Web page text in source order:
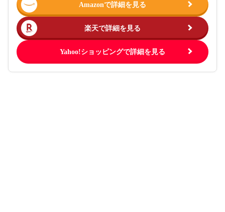
Amazonで詳細を見る
楽天で詳細を見る
Yahoo!ショッピングで詳細を見る